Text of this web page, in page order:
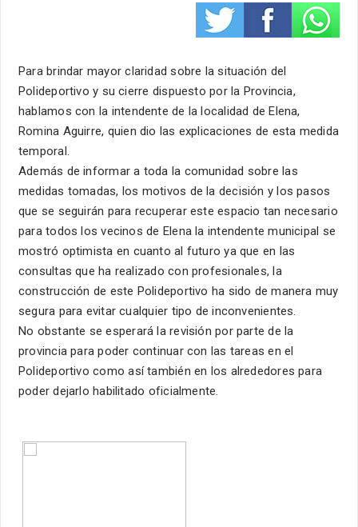
Para brindar mayor claridad sobre la situación del
Polideportivo y su cierre dispuesto por la Provincia,
hablamos con la intendente de la localidad de Elena,
Romina Aguirre, quien dio las explicaciones de esta medida
temporal.
Además de informar a toda la comunidad sobre las
medidas tomadas, los motivos de la decisión y los pasos
que se seguirán para recuperar este espacio tan necesario
para todos los vecinos de Elena la intendente municipal se
mostró optimista en cuanto al futuro ya que en las
consultas que ha realizado con profesionales, la
construcción de este Polideportivo ha sido de manera muy
segura para evitar cualquier tipo de inconvenientes.
No obstante se esperará la revisión por parte de la
provincia para poder continuar con las tareas en el
Polideportivo como así también en los alrededores para
poder dejarlo habilitado oficialmente.